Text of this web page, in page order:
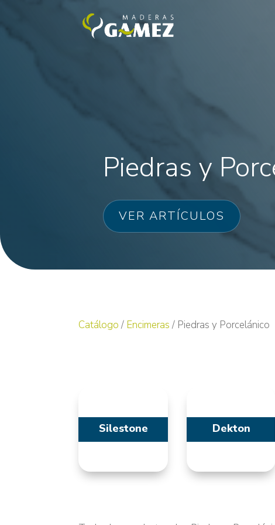
Piedras y
VER ARTÍCULOS
Catálogo/ Encimeras/ Piedras y Porcelánico
Silestone Dekton